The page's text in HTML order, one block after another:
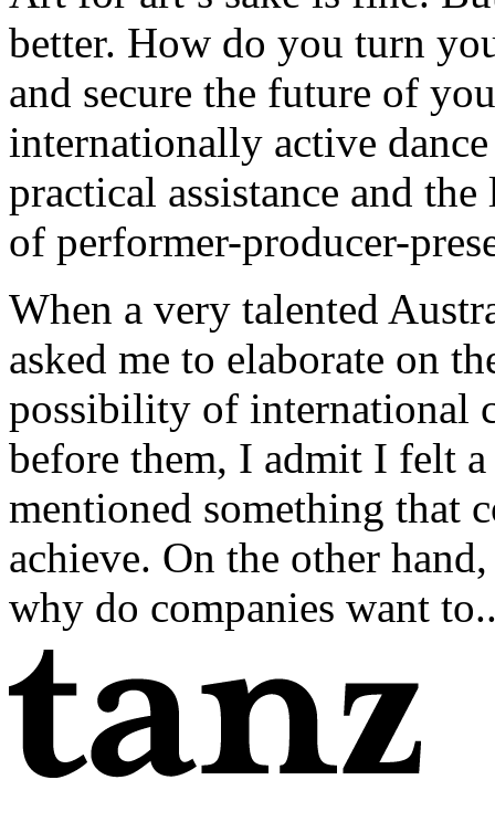
better. How do you turn
and secure the future of
internationally active
practical assistance and
of performer-producer-
When a very talented
asked me to elaborate on
possibility of international
before them, I admit I felt
mentioned something that
achieve. On the other
why do companies want